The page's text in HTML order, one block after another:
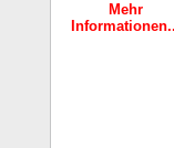
Mehr